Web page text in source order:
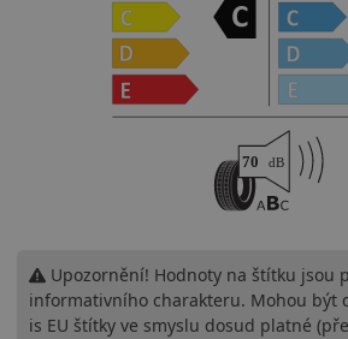
Upozornění! Hodnoty na štítku jsou
informativního charakteru. Mohou být
is EU štítky ve smyslu dosud platné